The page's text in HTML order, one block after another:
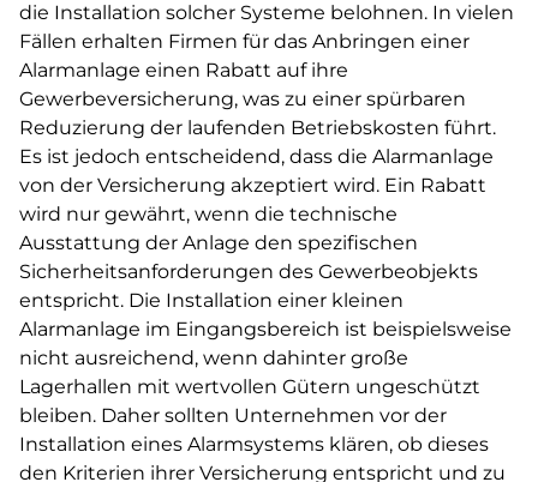
die Installation solcher Systeme belohnen. In vielen
Fällen erhalten Firmen für das Anbringen einer
Alarmanlage einen Rabatt auf ihre
Gewerbeversicherung, was zu einer spürbaren
Reduzierung der laufenden Betriebskosten führt.
Es ist jedoch entscheidend, dass die Alarmanlage
von der Versicherung akzeptiert wird. Ein Rabatt
wird nur gewährt, wenn die technische
Ausstattung der Anlage den spezifischen
Sicherheitsanforderungen des Gewerbeobjekts
entspricht. Die Installation einer kleinen
Alarmanlage im Eingangsbereich ist beispielsweise
nicht ausreichend, wenn dahinter große
Lagerhallen mit wertvollen Gütern ungeschützt
bleiben. Daher sollten Unternehmen vor der
Installation eines Alarmsystems klären, ob dieses
den Kriterien ihrer Versicherung entspricht und zu